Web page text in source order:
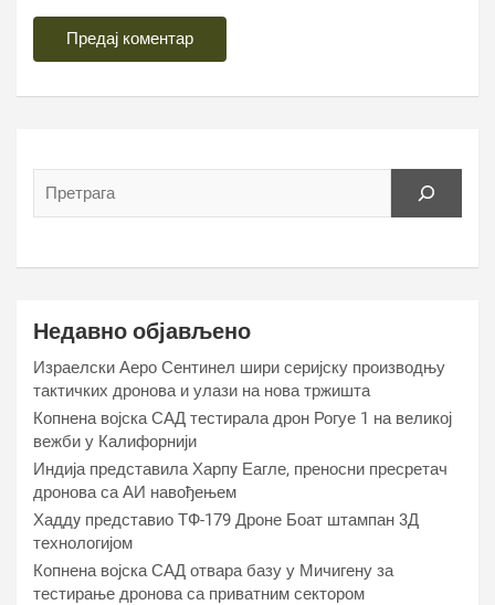
Недавно објављено
Израелски Аеро Сентинел шири серијску производњу
тактичких дронова и улази на нова тржишта
Копнена војска САД тестирала дрон Рогуе 1 на великој
вежби у Калифорнији
Индија представила Харпy Еагле, преносни пресретач
дронова са АИ навођењем
Хаддy представио ТФ-179 Дроне Боат штампан 3Д
технологијом
Копнена војска САД отвара базу у Мичигену за
тестирање дронова са приватним сектором